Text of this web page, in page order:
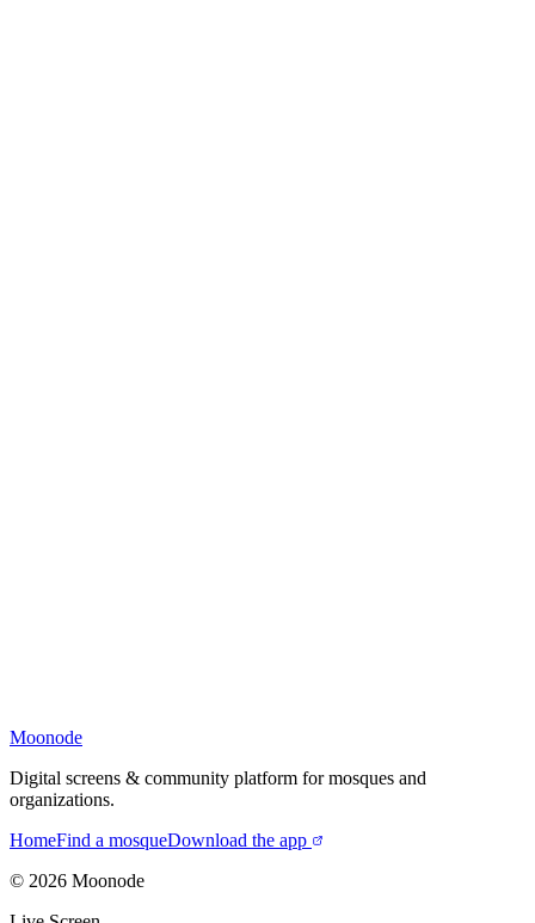
Moonode
Digital screens & community platform for mosques and
organizations.
HomeFind a mosqueDownload the app
© 2026 Moonode